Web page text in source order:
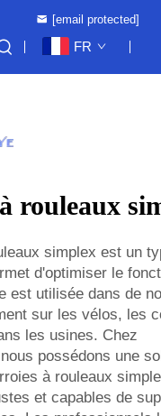
[email protected]
FR
rouleaux
simplex est un
d'optimiser le
est utilisée dans de
sur les vélos, les
les usines. Chez
possédons une
à rouleaux
et capables de